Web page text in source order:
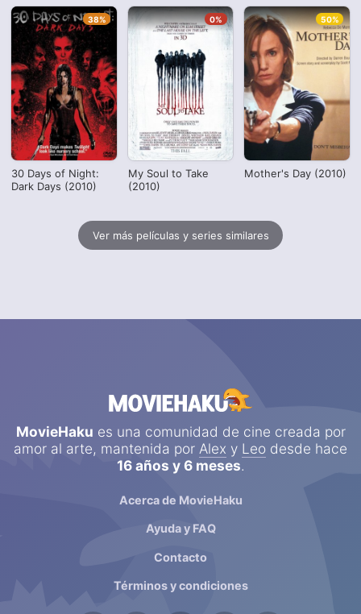
30 Days of Night:
Dark Days (2010)
38%
My Soul to Take
(2010)
0%
Mother's Day (2010)
50%
Ver más películas y series similares
MovieHaku es una comunidad de cine creada por
amor al arte, mantenida por Alex y Leo desde hace
16 años y 6 meses.
Acerca de MovieHaku
Ayuda y FAQ
Contacto
Términos y condiciones